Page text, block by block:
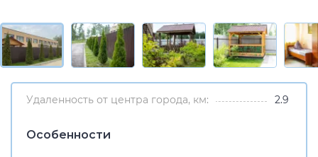
Удаленность от центра города, км: 2.9
Особенности